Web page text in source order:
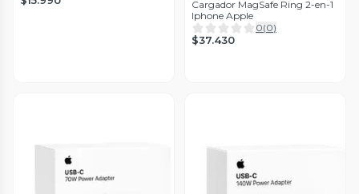
Cargador MagSafe Ring 2-en-1
Iphone Apple
0(0)
$37.430